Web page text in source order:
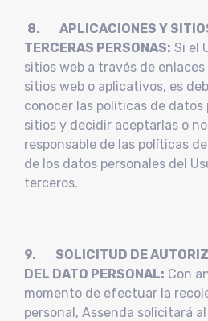
8. APLICACIONES Y
TERCERAS PERSONAS: Si el
sitios web a través de
sitios web o aplicativos, es
conocer las políticas de datos
sitios y decidir aceptarlas o
responsable de las políticas
de los datos personales del
terceros.
9. SOLICITUD DE
DEL DATO PERSONAL: Con
momento de efectuar la
personal, Assenda solicitará